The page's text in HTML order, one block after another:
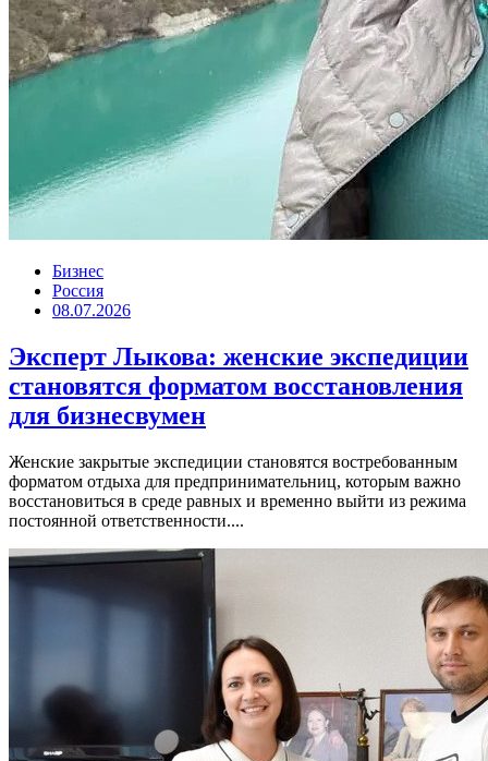
Бизнес
Россия
08.07.2026
Эксперт Лыкова: женские экспедиции
становятся форматом восстановления
для бизнесвумен
Женские закрытые экспедиции становятся востребованным
форматом отдыха для предпринимательниц, которым важно
восстановиться в среде равных и временно выйти из режима
постоянной ответственности....